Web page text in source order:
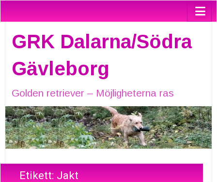
GRK Dalarna/Södra
Gävleborg
Golden retriever – Möjligheterna ras
Etikett: Jakt